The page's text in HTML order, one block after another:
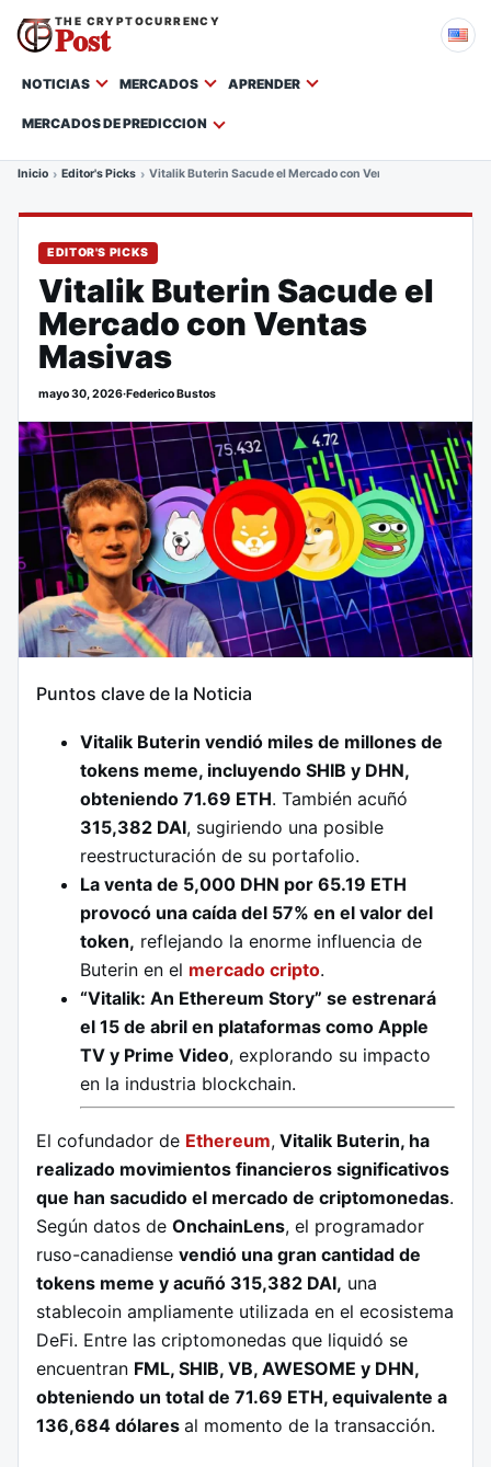
THE CRYPTOCURRENCY
Post
NOTICIAS MERCADOS APRENDER
MERCADOS DE PREDICCION
Inicio Editor's Picks Vitalik Buterin Sacude el Mercado con Ventas Masivas
EDITOR'S PICKS
Vitalik Buterin Sacude el
Mercado con Ventas
Masivas
mayo 30, 2026·Federico Bustos
Puntos clave de la Noticia
Vitalik Buterin vendió miles de millones de
tokens meme, incluyendo SHIB y DHN,
obteniendo 71.69 ETH. También acuñó
315,382 DAI, sugiriendo una posible
reestructuración de su portafolio.
La venta de 5,000 DHN por 65.19 ETH
provocó una caída del 57% en el valor del
token, reflejando la enorme influencia de
Buterin en el mercado cripto.
“Vitalik: An Ethereum Story” se estrenará
el 15 de abril en plataformas como Apple
TV y Prime Video, explorando su impacto
en la industria blockchain.
El cofundador de Ethereum, Vitalik Buterin, ha
realizado movimientos financieros significativos
que han sacudido el mercado de criptomonedas.
Según datos de OnchainLens, el programador
ruso-canadiense vendió una gran cantidad de
tokens meme y acuñó 315,382 DAI, una
stablecoin ampliamente utilizada en el ecosistema
DeFi. Entre las criptomonedas que liquidó se
encuentran FML, SHIB, VB, AWESOME y DHN,
obteniendo un total de 71.69 ETH, equivalente a
136,684 dólares al momento de la transacción.